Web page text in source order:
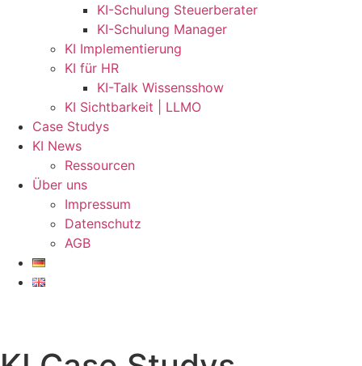
KI-Schulung Steuerberater
KI-Schulung Manager
KI Implementierung
KI für HR
KI-Talk Wissensshow
KI Sichtbarkeit | LLMO
Case Studys
KI News
Ressourcen
Über uns
Impressum
Datenschutz
AGB